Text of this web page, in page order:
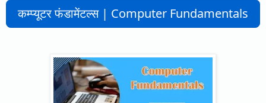
कम्प्यूटर फंडामेंटल्स | Computer Fundamentals